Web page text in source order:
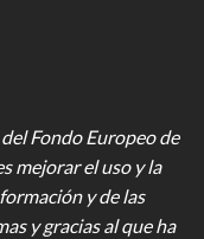
Fondo Europeo de
mejorar el uso y la
y de las
y gracias al que ha